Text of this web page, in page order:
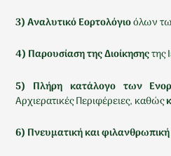
3) Αναλυτικό Εορτολόγιοόλων
4) Παρουσίαση της Διοίκησηςτης
5) Πλήρη κατάλογο των
Αρχιερατικές Περιφέρειες, καθώς
6) Πνευματική και φιλανθρωπική